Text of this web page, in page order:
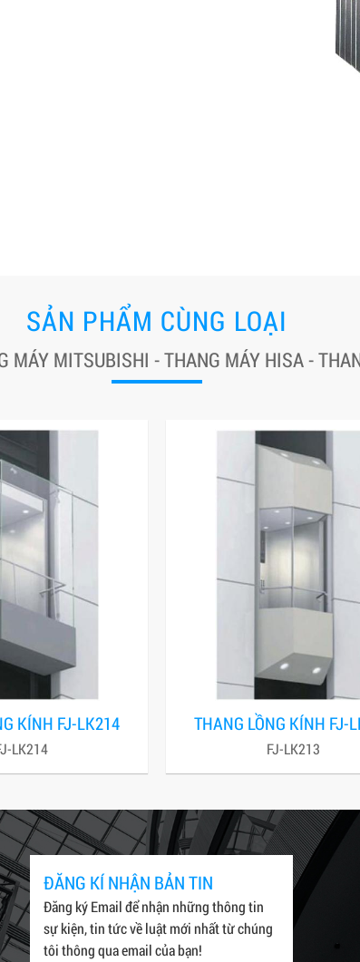
SẢN PHẨM CÙNG LOẠI
MÁY MITSUBISHI - THANG MÁY HISA -
KÍNH FJ-LK214
LK214
THANG LỒNG KÍNH FJ-
FJ-LK213
ĐĂNG KÍ NHẬN BẢN TIN
Đăng ký Email để nhận những thông tin
sự kiện, tin tức về luật mới nhất từ chúng
tôi thông qua email của bạn!